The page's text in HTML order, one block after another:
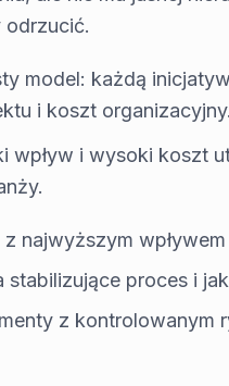
odrzucić.
model: każdą
i koszt organizacyjny.
wpływ i wysoki koszt
z najwyższym
stabilizujące proces i
z kontrolowanym